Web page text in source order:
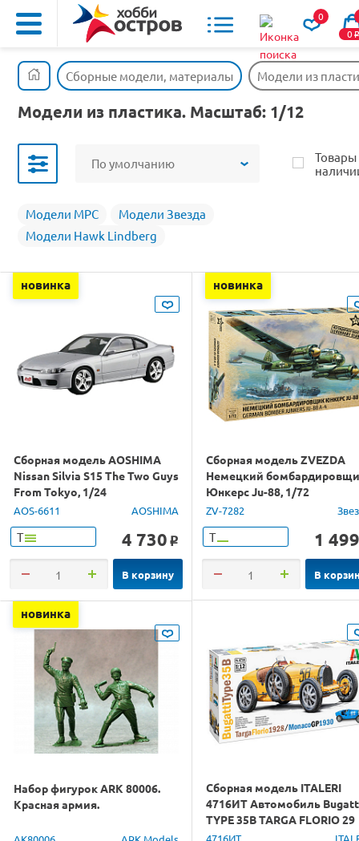
0
0o
Сборные модели, материалы Модели из
Модели из пластика. Масштаб: 1/12
По умолчанию
Товары
Модели MPC
Модели Звезда
Модели Hawk Lindberg
новинка
Сборная модель AOSHIMA
Nissan Silvia S15 The Two Guys
From Tokyo, 1/24
AOS-6611 AOSHIMA
Т 4 730 o
В корзину
новинка
Сборная модель ZVEZDA
Немецкий
Юнкерс Ju-88, 1/72
ZV-7282
Т 1 499
В
новинка
Набор фигурок ARK 80006.
Красная армия.
Сборная модель ITALERI
4716ИТ Автомобиль
TYPE 35B TARGA FLORIO 29
MONACO GP 30, 1/12
4716ИТ